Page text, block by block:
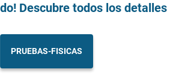
Descubre todos los detalles
PRUEBAS-FISICAS